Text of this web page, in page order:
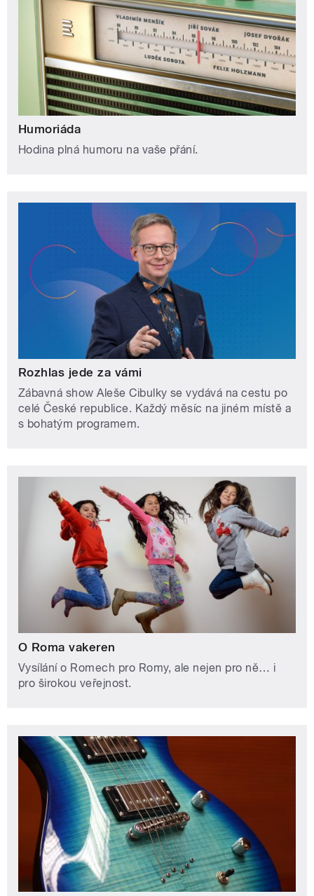
Humoriáda
Hodina plná humoru na vaše přání.
Rozhlas jede za vámi
Zábavná show Aleše Cibulky se vydává na cestu po
celé České republice. Každý měsíc na jiném místě a
s bohatým programem.
O Roma vakeren
Vysílání o Romech pro Romy, ale nejen pro ně… i
pro širokou veřejnost.